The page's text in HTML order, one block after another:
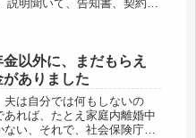
説明聞いて、告知書、契約書
断されても100万、通院で...
金以外に、まだもらえ
がありました
は自分では何もしないの
れば、たとえ家庭内離婚中
い、それで、社会保険庁に